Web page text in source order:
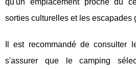
sorties culturelles et les escapades
Il est recommandé de consulter
s'assurer que le camping